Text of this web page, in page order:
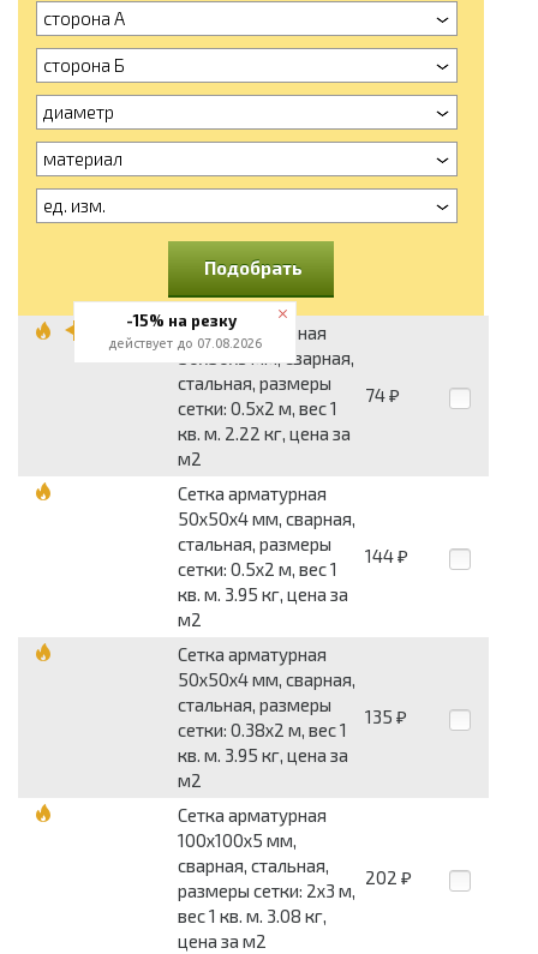
сторона А
сторона Б
диаметр
материал
ед. изм.
Подобрать
Сетка арматурная
50x50x3 мм, сварная,
стальная, размеры
сетки: 0.5x2 м, вес 1
кв. м. 2.22 кг, цена за
м2
74 ₽
Сетка арматурная
50x50x4 мм, сварная,
стальная, размеры
сетки: 0.5x2 м, вес 1
кв. м. 3.95 кг, цена за
м2
144 ₽
Сетка арматурная
50x50x4 мм, сварная,
стальная, размеры
сетки: 0.38x2 м, вес 1
кв. м. 3.95 кг, цена за
м2
135 ₽
Сетка арматурная
100x100x5 мм,
сварная, стальная,
размеры сетки: 2x3 м,
вес 1 кв. м. 3.08 кг,
цена за м2
202 ₽
-15% на резку
действует до 07.08.2026